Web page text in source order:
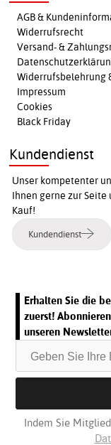
AGB &
Widerrufsrecht
Versand- &
Widerrufsbelehrung
Impressum
Cookies
Black Friday
Kundendienst
Unser kompetenter
Ihnen gerne zur
Kauf!
Kundendienst
Erhalten Sie die
zuerst!
unseren
Indem Sie